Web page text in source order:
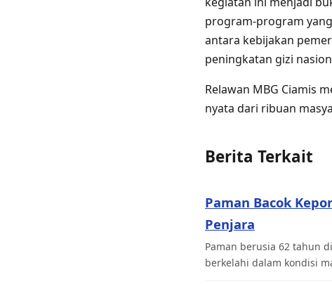
program-program
antara kebijakan
peningkatan gizi
Relawan MBG Ciamis
nyata dari ribuan
Berita Terkait
Paman Bacok
Penjara
Paman berusia 62 tahun
berkelahi dalam kondisi